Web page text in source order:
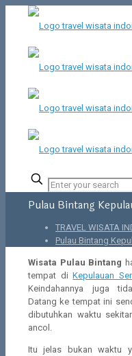
Pulau Bintang
TRAVEL WISATA
Pulau Bintang
Wisata Pulau Bintang
tempat diKepulauan
Keindahannya juga
Datang ke tempat ini
dibutuhkan waktu
ancol.
Itu jelas bukan waktu